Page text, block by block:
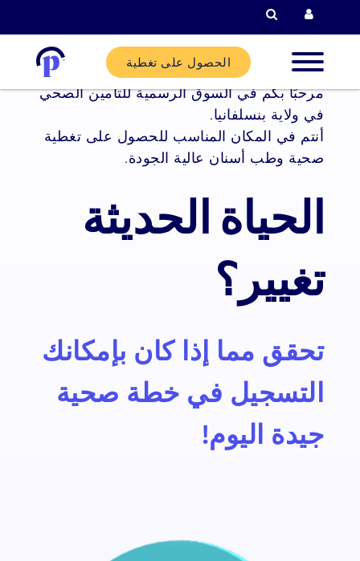
البحث
الحصول على تغطية
الجدد
مرحبًا بكم في السوق الرسمية للتأمين الصحي
في ولاية بنسلفانيا.
أنتم في المكان المناسب للحصول على تغطية
صحية وطب أسنان عالية الجودة.
الحياة الحديثة
تغيير؟
تحقق مما إذا كان بإمكانك
التسجيل في خطة صحية
جيدة اليوم!